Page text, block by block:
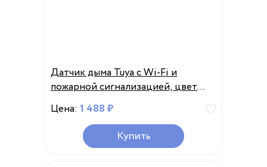
Датчик дыма Tuya с Wi-Fi и
пожарной сигнализацией, цвет
белый, 1/2/4/6 шт
Цена: 1 488 ₽
Купить